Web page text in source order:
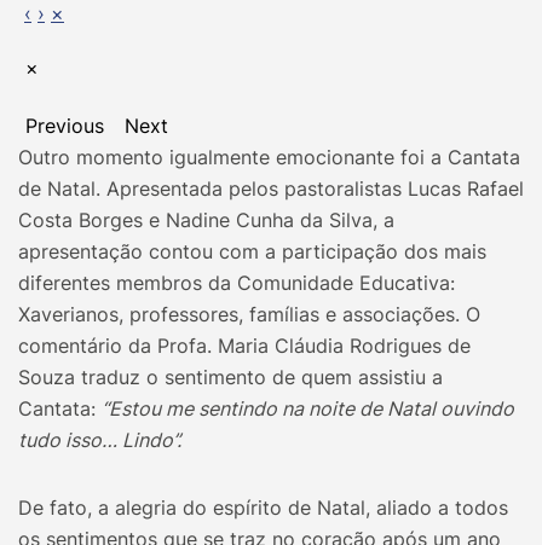
‹ › ×
×
Previous
Next
Outro momento igualmente emocionante foi a Cantata
de Natal. Apresentada pelos pastoralistas Lucas Rafael
Costa Borges e Nadine Cunha da Silva, a
apresentação contou com a participação dos mais
diferentes membros da Comunidade Educativa:
Xaverianos, professores, famílias e associações. O
comentário da Profa. Maria Cláudia Rodrigues de
Souza traduz o sentimento de quem assistiu a
Cantata: “Estou me sentindo na noite de Natal ouvindo
tudo isso… Lindo”.
De fato, a alegria do espírito de Natal, aliado a todos
os sentimentos que se traz no coração após um ano